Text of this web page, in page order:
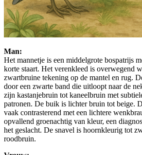
Man:
Het mannetje is een middelgrote bospatrijs
korte staart. Het verenkleed is overwegend
zwartbruine tekening op de mantel en rug.
door een zwarte band die uitloopt naar de
zijn kastanjebruin tot kaneelbruin met
patronen. De buik is lichter bruin tot beige.
vaak contrasterend met een lichtere
opvallend groenachtig van kleur, een
het geslacht. De snavel is hoornkleurig tot
roodbruin.